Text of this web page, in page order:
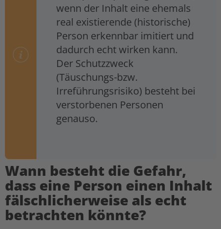
wenn der Inhalt eine ehemals
real existierende (historische)
Person erkennbar imitiert und
dadurch echt wirken kann.
Der Schutzzweck
(Täuschungs-bzw.
Irreführungsrisiko) besteht bei
verstorbenen Personen
genauso.
Wann besteht die Gefahr,
dass eine Person einen Inhalt
fälschlicherweise als echt
betrachten könnte?